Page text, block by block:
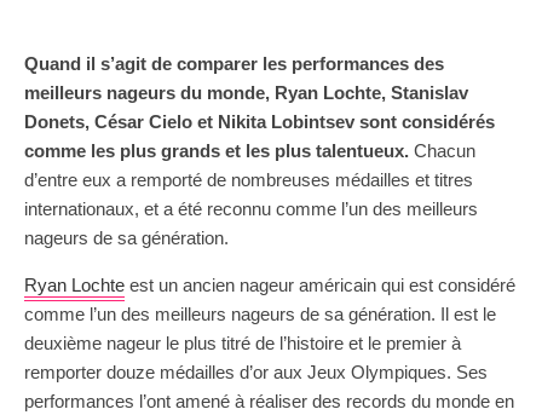
Quand il s’agit de comparer les performances des
meilleurs nageurs du monde, Ryan Lochte, Stanislav
Donets, César Cielo et Nikita Lobintsev sont considérés
comme les plus grands et les plus talentueux. Chacun
d’entre eux a remporté de nombreuses médailles et titres
internationaux, et a été reconnu comme l’un des meilleurs
nageurs de sa génération.
Ryan Lochte est un ancien nageur américain qui est considéré
comme l’un des meilleurs nageurs de sa génération. Il est le
deuxième nageur le plus titré de l’histoire et le premier à
remporter douze médailles d’or aux Jeux Olympiques. Ses
performances l’ont amené à réaliser des records du monde en